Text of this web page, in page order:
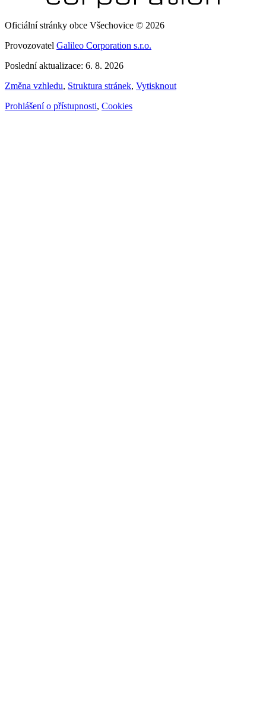
Oficiální stránky obce Všechovice © 2026
Provozovatel Galileo Corporation s.r.o.
Poslední aktualizace: 6. 8. 2026
Změna vzhledu, Struktura stránek, Vytisknout
Prohlášení o přístupnosti, Cookies